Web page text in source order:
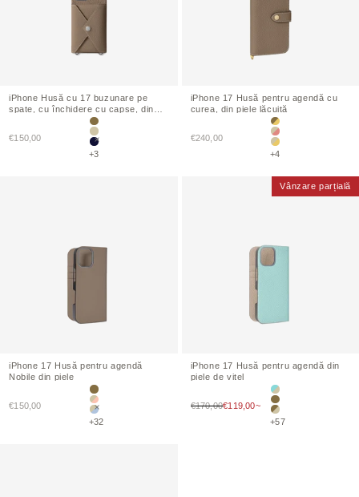
iPhone Husă cu 17 buzunare pe
spate, cu închidere cu capse, din
Preț de vânzare
€150,00
Etoupe
Greige
Marină
+3
iPhone 17 Husă pentru agendă cu
curea, din piele lăcuită
Preț de vânzare
€240,00
Etoupe × Galben
Gri × roz coral
Greige × Galben
+4
iPhone 17 Husă pentru agendă
Nobile din piele
Preț de vânzare
€150,00
Etoupe
Gri × roz coajă
Greige × Lin albastru
+32
Vânzare parțială
iPhone 17 Husă pentru agendă din
piele de vițel
€170,00Preț de vânzare
€119,00~
Albastru mare ×
Etoupe
Etoupe × Greige
+57